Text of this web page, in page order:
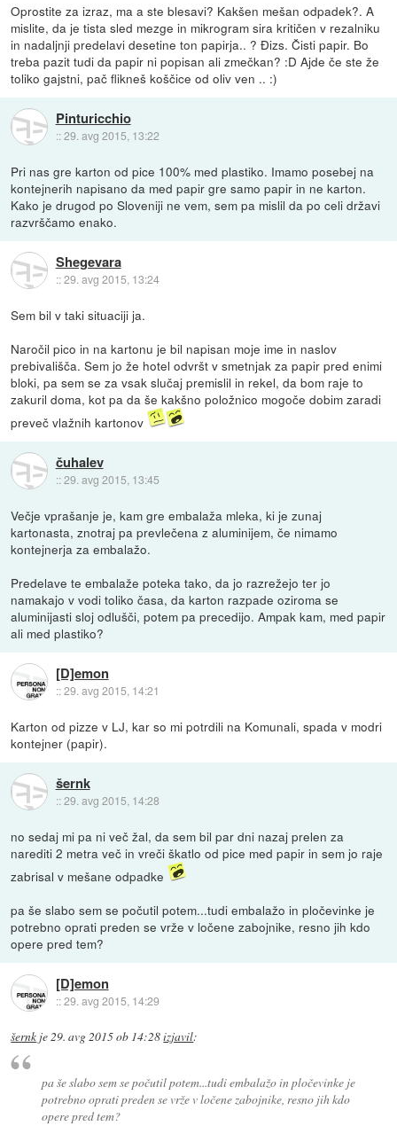
Oprostite za izraz, ma a ste blesavi? Kakšen mešan odpadek?. A
mislite, da je tista sled mezge in mikrogram sira kritičen v rezalniku
in nadaljnji predelavi desetine ton papirja.. ? Đizs. Čisti papir. Bo
treba pazit tudi da papir ni popisan ali zmečkan? :D Ajde če ste že
toliko gajstni, pač flikneš koščice od oliv ven .. :)
Pinturicchio
::29. avg 2015, 13:22
Pri nas gre karton od pice 100% med plastiko. Imamo posebej na
kontejnerih napisano da med papir gre samo papir in ne karton.
Kako je drugod po Sloveniji ne vem, sem pa mislil da po celi državi
razvrščamo enako.
Shegevara
::29. avg 2015, 13:24
Sem bil v taki situaciji ja.
Naročil pico in na kartonu je bil napisan moje ime in naslov
prebivališča. Sem jo že hotel odvršt v smetnjak za papir pred enimi
bloki, pa sem se za vsak slučaj premislil in rekel, da bom raje to
zakuril doma, kot pa da še kakšno položnico mogoče dobim zaradi
preveč vlažnih kartonov
čuhalev
::29. avg 2015, 13:45
Večje vprašanje je, kam gre embalaža mleka, ki je zunaj
kartonasta, znotraj pa prevlečena z aluminijem, če nimamo
kontejnerja za embalažo.
Predelave te embalaže poteka tako, da jo razrežejo ter jo
namakajo v vodi toliko časa, da karton razpade oziroma se
aluminijasti sloj odlušči, potem pa precedijo. Ampak kam, med papir
ali med plastiko?
[D]emon
::29. avg 2015, 14:21
Karton od pizze v LJ, kar so mi potrdili na Komunali, spada v modri
kontejner (papir).
šernk
::29. avg 2015, 14:28
no sedaj mi pa ni več žal, da sem bil par dni nazaj prelen za
narediti 2 metra več in vreči škatlo od pice med papir in sem jo raje
zabrisal v mešane odpadke
pa še slabo sem se počutil potem...tudi embalažo in pločevinke je
potrebno oprati preden se vrže v ločene zabojnike, resno jih kdo
opere pred tem?
[D]emon
::29. avg 2015, 14:29
šernk je29. avg 2015 ob 14:28izjavil:
pa še slabo sem se počutil potem...tudi embalažo in pločevinke je
potrebno oprati preden se vrže v ločene zabojnike, resno jih kdo
opere pred tem?